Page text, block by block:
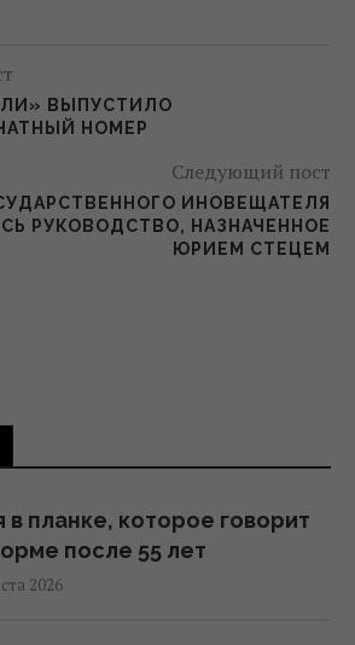
ВЫПУСТИЛО
НОМЕР
Следующий пост
ИНОВЕЩАТЕЛЯ
РУКОВОДСТВО, НАЗНАЧЕННОЕ
ЮРИЕМ СТЕЦЕМ
в планке, которое говорит
после 55 лет
2026